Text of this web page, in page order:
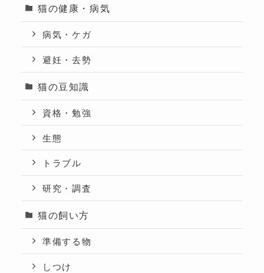
猫の健康・病気
病気・ケガ
避妊・去勢
猫の豆知識
資格・勉強
生態
トラブル
研究・調査
猫の飼い方
準備する物
しつけ